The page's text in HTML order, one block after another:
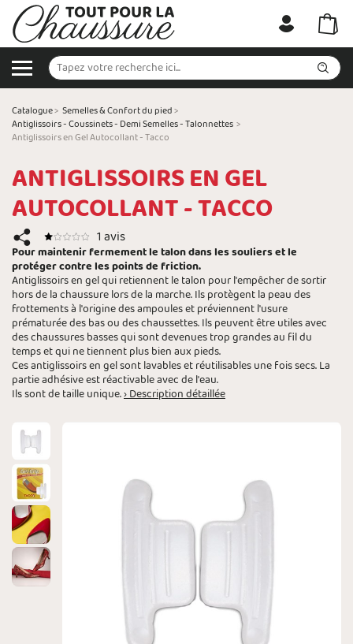
Catalogue> Semelles & Confort du pied>
Antiglissoirs - Coussinets - Demi Semelles - Talonnettes >
Antiglissoirs en Gel Autocollant - Tacco
ANTIGLISSOIRS EN GEL
AUTOCOLLANT - TACCO
1 avis
Pour maintenir fermement le talon dans les souliers et le
protéger contre les points de friction.
Antiglissoirs en gel qui retiennent le talon pour l'empêcher de sortir
hors de la chaussure lors de la marche. Ils protègent la peau des
frottements à l'origine des ampoules et préviennent l'usure
prématurée des bas ou des chaussettes. Ils peuvent être utiles avec
des chaussures basses qui sont devenues trop grandes au fil du
temps et qui ne tiennent plus bien aux pieds.
Ces antiglissoirs en gel sont lavables et réutilisables une fois secs. La
partie adhésive est réactivable avec de l'eau.
Ils sont de taille unique.› Description détaillée